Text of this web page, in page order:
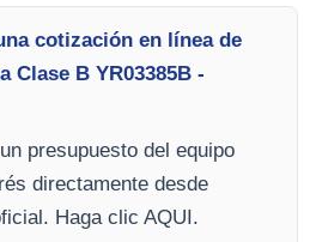
cotización en línea de
Clase B YR03385B -
presupuesto del equipo
directamente desde
Haga clic AQUI.